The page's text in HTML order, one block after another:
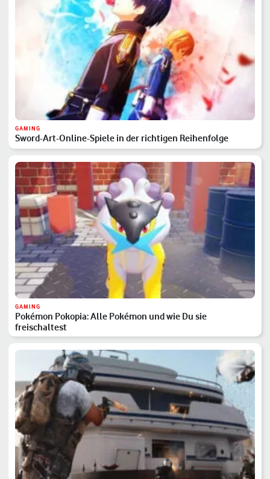
GAMING
Sword-Art-Online-Spiele in der richtigen Reihenfolge
GAMING
Pokémon Pokopia: Alle Pokémon und wie Du sie
freischaltest